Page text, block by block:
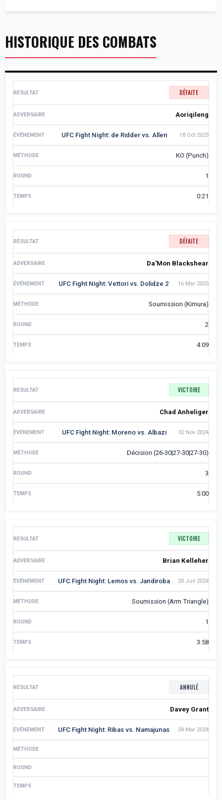
HISTORIQUE DES COMBATS
DÉFAITE
Aoriqileng
UFC Fight Night: de Ridder vs. Allen 18 Oct 2025
KO (Punch)
1
0:21
DÉFAITE
Da'Mon Blackshear
UFC Fight Night: Vettori vs. Dolidze 2 16 Mar 2025
Soumission (Kimura)
2
4:09
VICTOIRE
Chad Anheliger
UFC Fight Night: Moreno vs. Albazi 02 Nov 2024
Décision (26-30|27-30|27-30)
3
5:00
VICTOIRE
Brian Kelleher
UFC Fight Night: Lemos vs. Jandiroba 20 Juil 2024
Soumission (Arm Triangle)
1
3:58
ANNULÉ
Davey Grant
UFC Fight Night: Ribas vs. Namajunas 24 Mar 2024